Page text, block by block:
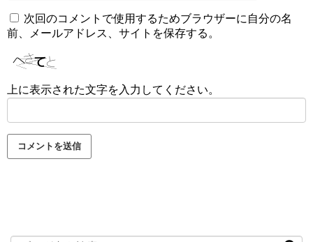
次回のコメントで使用するためブラウザーに自分の名
前、メールアドレス、サイトを保存する。
上に表示された文字を入力してください。